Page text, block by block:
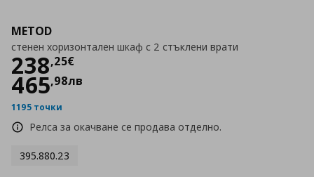
METOD
стенен хоризонтален шкаф с 2 стъклени врати
238,25€
Цена
465,98лв
1195 точки
Релса за окачване се продава отделно.
395.880.23